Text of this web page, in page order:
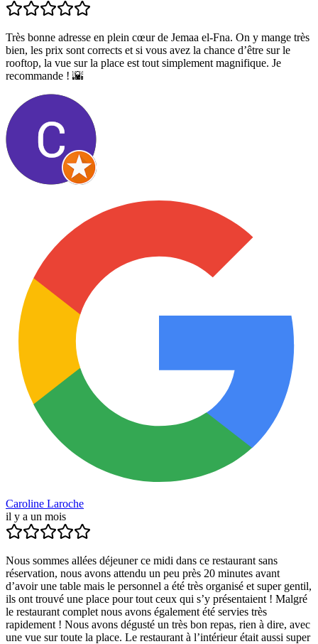
Très bonne adresse en plein cœur de Jemaa el-Fna. On y mange très
bien, les prix sont corrects et si vous avez la chance d’être sur le
rooftop, la vue sur la place est tout simplement magnifique. Je
recommande ! 🌇
Caroline Laroche
il y a un mois
Nous sommes allées déjeuner ce midi dans ce restaurant sans
réservation, nous avons attendu un peu près 20 minutes avant
d’avoir une table mais le personnel a été très organisé et super gentil,
ils ont trouvé une place pour tout ceux qui s’y présentaient ! Malgré
le restaurant complet nous avons également été servies très
rapidement ! Nous avons dégusté un très bon repas, rien à dire, avec
une vue sur toute la place. Le restaurant à l’intérieur était aussi super